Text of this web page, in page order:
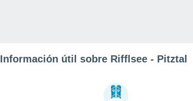
Información útil sobre Rifflsee - Pitztal